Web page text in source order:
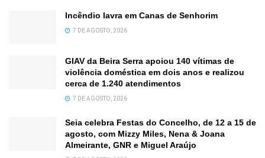
Incêndio lavra em Canas de Senhorim
7 DE AGOSTO, 2026
GIAV da Beira Serra apoiou 140 vítimas de
violência doméstica em dois anos e realizou
cerca de 1.240 atendimentos
7 DE AGOSTO, 2026
Seia celebra Festas do Concelho, de 12 a 15 de
agosto, com Mizzy Miles, Nena & Joana
Almeirante, GNR e Miguel Araújo